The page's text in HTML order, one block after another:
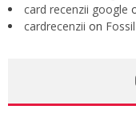
card recenzii google
cardrecenzii on